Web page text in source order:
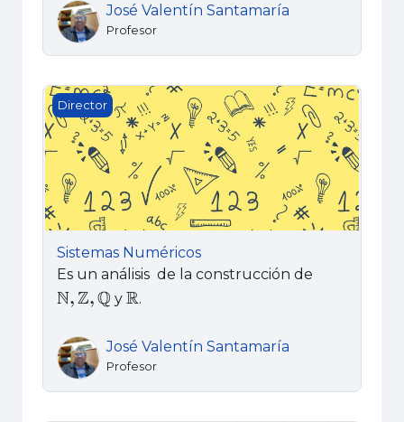
José Valentín Santamaría
Profesor
Sistemas Numéricos
Director
Sistemas Numéricos
Es un análisis de la construcción de
ℕ,ℤ,ℚ y ℝ.
José Valentín Santamaría
Profesor